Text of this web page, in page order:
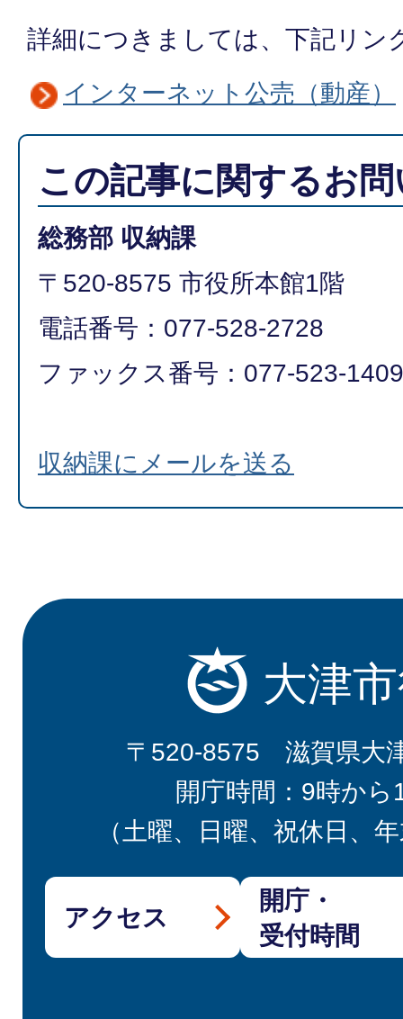
詳細につきましては、下記リン
インターネット公売（動産）
この記事に関するお
総務部 収納課
〒520-8575 市役所本館1階
電話番号：077-528-2728
ファックス番号：077-523-1409
収納課にメールを送る
大津
〒520-8575 滋賀県大
開庁時間：9時から
（土曜、日曜、祝休日、
アクセス
開庁・
受付時間